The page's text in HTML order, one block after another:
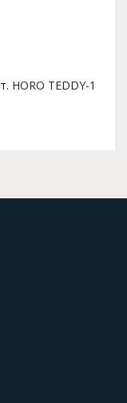
HORO TEDDY-1